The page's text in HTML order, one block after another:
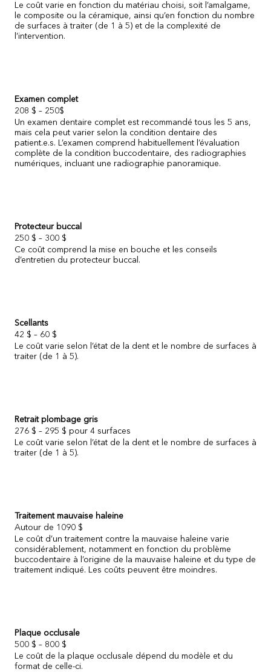
Le coût varie en fonction du matériau choisi, soit l’amalgame,
le composite ou la céramique, ainsi qu’en fonction du nombre
de surfaces à traiter (de 1 à 5) et de la complexité de
l’intervention.
Examen complet
208 $ – 250$
Un examen dentaire complet est recommandé tous les 5 ans,
mais cela peut varier selon la condition dentaire des
patient.e.s. L’examen comprend habituellement l’évaluation
complète de la condition buccodentaire, des radiographies
numériques, incluant une radiographie panoramique.
Protecteur buccal
250 $ – 300 $
Ce coût comprend la mise en bouche et les conseils
d’entretien du protecteur buccal.
Scellants
42 $ – 60 $
Le coût varie selon l’état de la dent et le nombre de surfaces à
traiter (de 1 à 5).
Retrait plombage gris
276 $ – 295 $ pour 4 surfaces
Le coût varie selon l’état de la dent et le nombre de surfaces à
traiter (de 1 à 5).
Traitement mauvaise haleine
Autour de 1090 $
Le coût d’un traitement contre la mauvaise haleine varie
considérablement, notamment en fonction du problème
buccodentaire à l’origine de la mauvaise haleine et du type de
traitement indiqué. Les coûts peuvent être moindres.
Plaque occlusale
500 $ – 800 $
Le coût de la plaque occlusale dépend du modèle et du
format de celle-ci.